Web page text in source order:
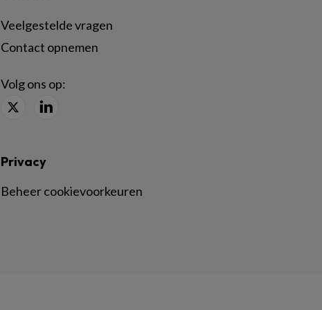
Veelgestelde vragen
Contact opnemen
Volg ons op:
Privacy
Beheer cookievoorkeuren